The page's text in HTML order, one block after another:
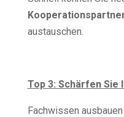
austauschen.
Top 3: Schärfen Sie
Fachwissen